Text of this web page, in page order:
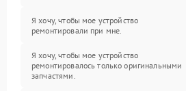
Я хочу, чтобы мое устройство
ремонтировали при мне.
Я хочу, чтобы мое устройство
ремонтировалось только оригинальными
запчастями.